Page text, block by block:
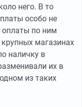
него. В то
особо не
оплаты по ним
магазинах
наличку в
их в
из таких